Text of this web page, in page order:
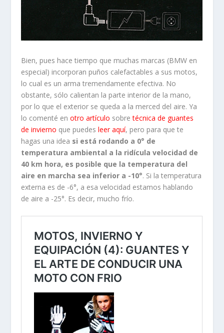
Bien, pues hace tiempo que muchas marcas (BMW en
especial) incorporan puños calefactables a sus motos,
lo cual es un arma tremendamente efectiva. No
obstante, sólo calientan la parte interior de la mano,
por lo que el exterior se queda a la merced del aire. Ya
lo comenté enotro artículo sobretécnica de guantes
de invierno que puedes leer aquí, pero para que te
hagas una idea si está rodando a 0° de
temperatura ambiental a la ridícula velocidad de
40 km hora, es posible que la temperatura del
aire en marcha sea inferior a -10°. Si la temperatura
externa es de -6°, a esa velocidad estamos hablando
de aire a -25°. Es decir, mucho frío.